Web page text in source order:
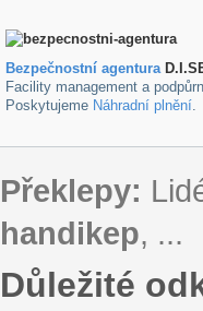
Bezpečnostní agentura
Facility management a
Poskytujeme Náhradní plnění.
Překlepy:
handikep, ...
Důležité